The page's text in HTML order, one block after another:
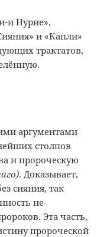
и Нурие»,
и «Капли»
трактатов,
аргументами
столпов
и пророческую
. Доказывает,
сияния, так
не
Эта часть,
пророческой